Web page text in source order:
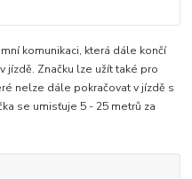
komunikaci, která dále končí
Značku lze užít také pro
nelze dále pokračovat v jízdě s
se umisťuje 5 - 25 metrů za